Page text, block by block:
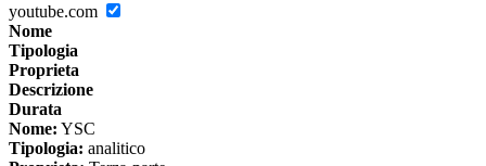
youtube.com
Nome
Tipologia
Proprieta
Descrizione
Durata
Nome: YSC
Tipologia: analitico